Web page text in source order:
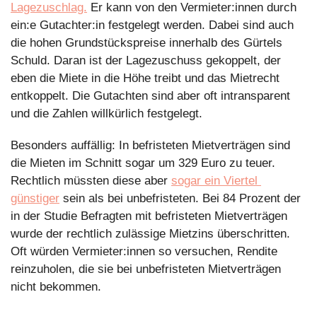
Lagezuschlag. Er kann von den Vermieter:innen durch
ein:e Gutachter:in festgelegt werden. Dabei sind auch
die hohen Grundstückspreise innerhalb des Gürtels
Schuld. Daran ist der Lagezuschuss gekoppelt, der
eben die Miete in die Höhe treibt und das Mietrecht
entkoppelt. Die Gutachten sind aber oft intransparent
und die Zahlen willkürlich festgelegt.
Besonders auffällig: In befristeten Mietverträgen sind
die Mieten im Schnitt sogar um 329 Euro zu teuer.
Rechtlich müssten diese aber sogar ein Viertel
günstiger sein als bei unbefristeten. Bei 84 Prozent der
in der Studie Befragten mit befristeten Mietverträgen
wurde der rechtlich zulässige Mietzins überschritten.
Oft würden Vermieter:innen so versuchen, Rendite
reinzuholen, die sie bei unbefristeten Mietverträgen
nicht bekommen.